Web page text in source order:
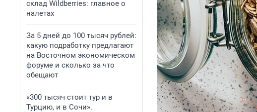
склад Wildberries: главное о
налетах
За 5 дней до 100 тысяч рублей:
какую подработку предлагают
на Восточном экономическом
форуме и сколько за что
обещают
«300 тысяч стоит тур и в
Турцию, и в Сочи».